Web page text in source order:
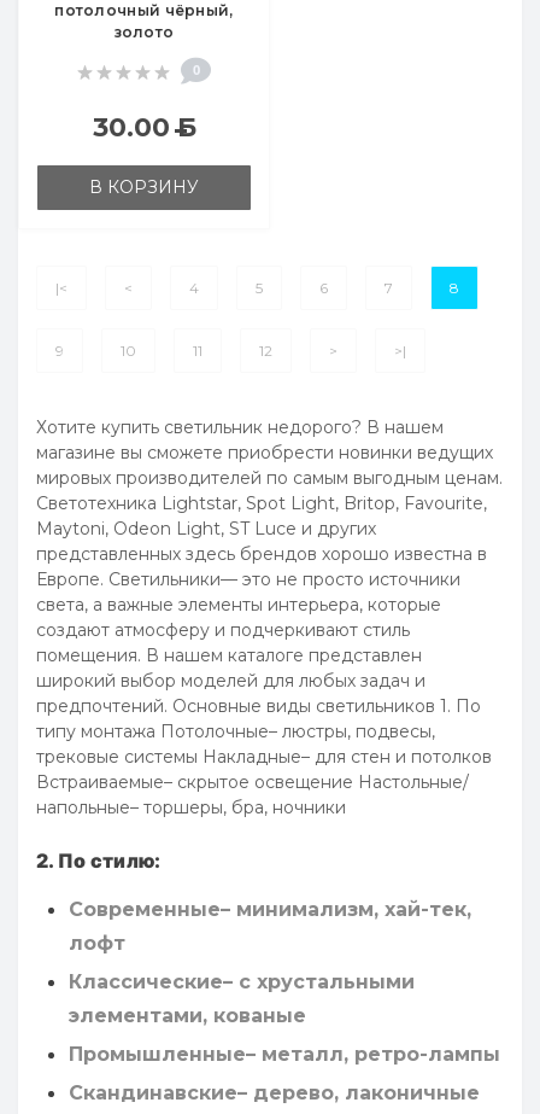
потолочный чёрный,
золото
0
30.00Б
В КОРЗИНУ
|< < 4 5 6 7 8
9 10 11 12 > >|
Хотите купить светильник недорого? В нашем
магазине вы сможете приобрести новинки ведущих
мировых производителей по самым выгодным ценам.
Светотехника Lightstar, Spot Light, Britop, Favourite,
Maytoni, Odeon Light, ST Luce и других
представленных здесь брендов хорошо известна в
Европе. Светильники— это не просто источники
света, а важные элементы интерьера, которые
создают атмосферу и подчеркивают стиль
помещения. В нашем каталоге представлен
широкий выбор моделей для любых задач и
предпочтений. Основные виды светильников 1. По
типу монтажа Потолочные– люстры, подвесы,
трековые системы Накладные– для стен и потолков
Встраиваемые– скрытое освещение Настольные/
напольные– торшеры, бра, ночники
2. По стилю:
Современные– минимализм, хай-тек,
лофт
Классические– с хрустальными
элементами, кованые
Промышленные– металл, ретро-лампы
Скандинавские– дерево, лаконичные